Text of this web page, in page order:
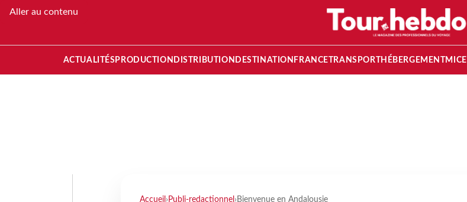
Aller au contenu
ACTUALITÉS PRODUCTION DISTRIBUTION DESTINATION FRANCETRANSPORT HÉBERGEMENTMICE
Accueil › Publi-redactionnel › Bienvenue en Andalousie